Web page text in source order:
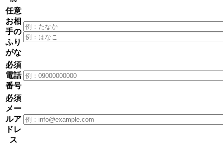
任意
お相
手の
ふり
がな
必須
電話
番号
必須
メー
ルア
ドレ
ス